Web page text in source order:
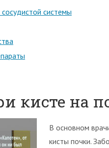
системы
кисте на
В основном
кисты почки.